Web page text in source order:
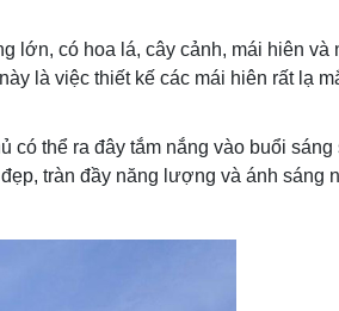
lớn, có hoa lá, cây cảnh, mái hiên và
là việc thiết kế các mái hiên rất lạ
thể ra đây tắm nắng vào buổi
tràn đầy năng lượng và ánh sáng